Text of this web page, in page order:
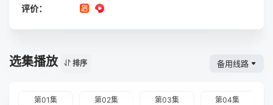
评价：
选集播放 排序 备用线路
第01集 第02集 第03集 第04集